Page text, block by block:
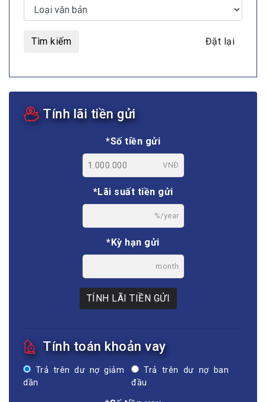
Tìm kiếm Đặt lại
Tính lãi tiền gửi
*Số tiền gửi
VNĐ
*Lãi suất tiền gửi
%/year
*Kỳ hạn gửi
month
TÍNH LÃI TIỀN GỬI
Tính toán khoản vay
Trả trên dư nợ giảm
dần
Trả trên dư nợ ban
đầu